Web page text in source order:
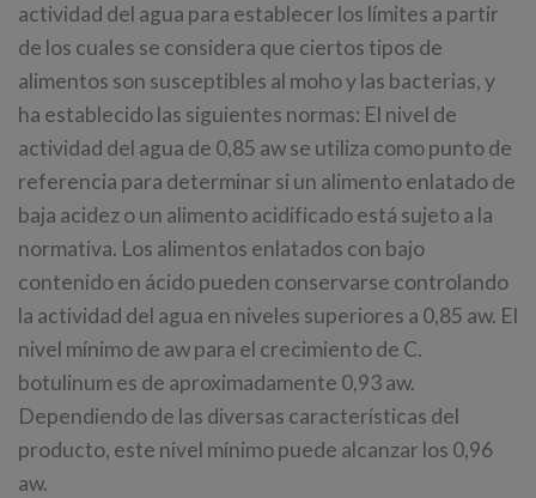
actividad del agua para establecer los límites a partir
de los cuales se considera que ciertos tipos de
alimentos son susceptibles al moho y las bacterias, y
ha establecido las siguientes normas: El nivel de
actividad del agua de 0,85 aw se utiliza como punto de
referencia para determinar si un alimento enlatado de
baja acidez o un alimento acidificado está sujeto a la
normativa. Los alimentos enlatados con bajo
contenido en ácido pueden conservarse controlando
la actividad del agua en niveles superiores a 0,85 aw. El
nivel mínimo de aw para el crecimiento de C.
botulinum es de aproximadamente 0,93 aw.
Dependiendo de las diversas características del
producto, este nivel mínimo puede alcanzar los 0,96
aw.